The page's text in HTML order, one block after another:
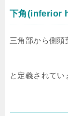
下角(inferior
三角部から側頭
と定義されてい